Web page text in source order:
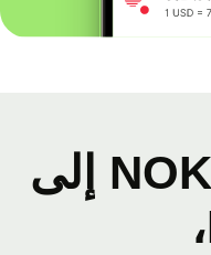
المخطط من NOK إلى